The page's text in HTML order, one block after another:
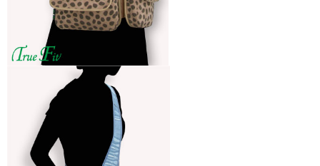
ペッカリーレザー[豚革] (2ポケット)
2-pocket（ポケットサイズから選ぶ）
ＡＦＢ201（ラージ一覧）
AFB202(ミディアム一覧）
ＡＦＢ203（プリティ一覧）
3-pocket（ポケットサイズから選ぶ）